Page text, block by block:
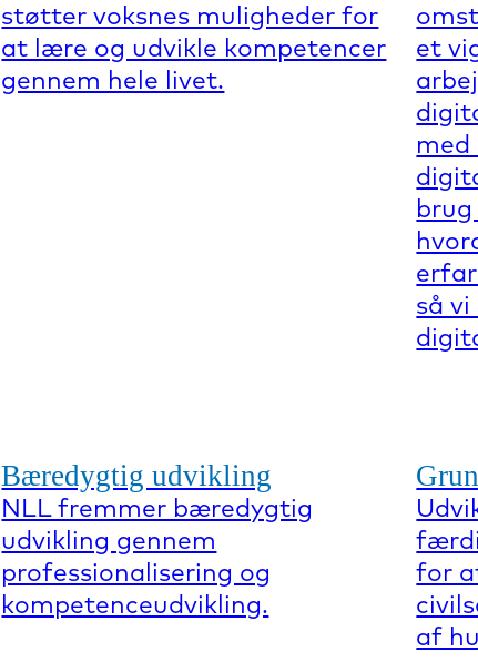
støtter voksnes muligheder for
at lære og udvikle kompetencer
gennem hele livet.
et
så
Bæredygtig udvikling
NLL fremmer bæredygtig
udvikling gennem
professionalisering og
kompetenceudvikling.
for
af